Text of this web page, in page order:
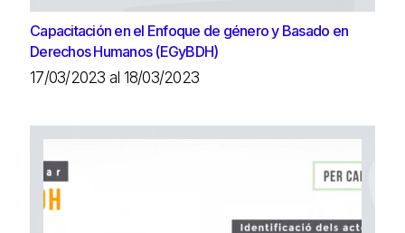
Capacitación en el Enfoque de género y Basado en
Derechos Humanos (EGyBDH)
17/03/2023 al 18/03/2023